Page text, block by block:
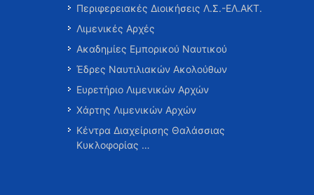
Περιφερειακές Διοικήσεις Λ.Σ.-ΕΛ.ΑΚΤ.
Λιμενικές Αρχές
Ακαδημίες Εμπορικού Ναυτικού
Έδρες Ναυτιλιακών Ακολούθων
Ευρετήριο Λιμενικών Αρχών
Χάρτης Λιμενικών Αρχών
Κέντρα Διαχείρισης Θαλάσσιας
Κυκλοφορίας …